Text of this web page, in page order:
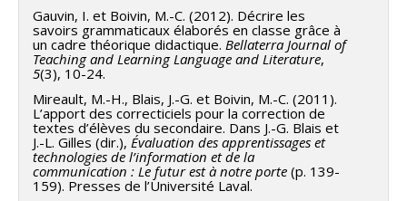
Gauvin, I. et Boivin, M.-C. (2012). Décrire les
savoirs grammaticaux élaborés en classe grâce à
un cadre théorique didactique. Bellaterra Journal of
Teaching and Learning Language and Literature,
5(3), 10-24.
Mireault, M.-H., Blais, J.-G. et Boivin, M.-C. (2011).
L’apport des correcticiels pour la correction de
textes d’élèves du secondaire. Dans J.-G. Blais et
J.-L. Gilles (dir.), Évaluation des apprentissages et
technologies de l’information et de la
communication : Le futur est à notre porte (p. 139-
159). Presses de l’Université Laval.